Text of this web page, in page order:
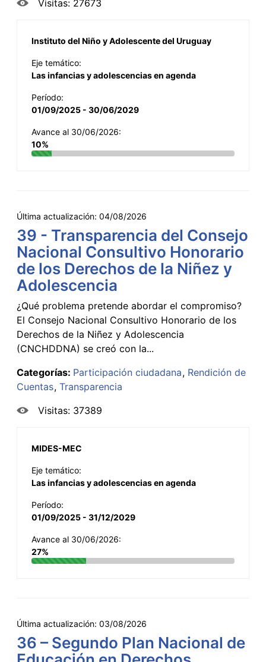
Visitas: 27673
Instituto del Niño y Adolescente del Uruguay
Eje temático:
Las infancias y adolescencias en agenda
Período:
01/09/2025 - 30/06/2029
Avance al 30/06/2026:
10%
Última actualización: 04/08/2026
39 - Transparencia del Consejo
Nacional Consultivo Honorario
de los Derechos de la Niñez y
Adolescencia
¿Qué problema pretende abordar el compromiso?
El Consejo Nacional Consultivo Honorario de los
Derechos de la Niñez y Adolescencia
(CNCHDDNA) se creó con la...
Categorías: Participación ciudadana Rendición de
Cuentas Transparencia
Visitas: 37389
MIDES-MEC
Eje temático:
Las infancias y adolescencias en agenda
Período:
01/09/2025 - 31/12/2029
Avance al 30/06/2026:
27%
Última actualización: 03/08/2026
36 – Segundo Plan Nacional de